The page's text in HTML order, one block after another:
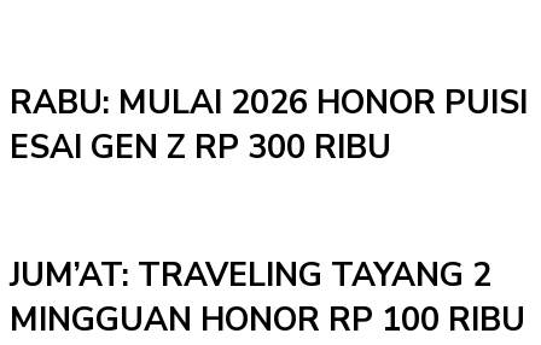
RABU: MULAI 2026 HONOR PUISI
ESAI GEN Z RP 300 RIBU
JUM’AT: TRAVELING TAYANG 2
MINGGUAN HONOR RP 100 RIBU